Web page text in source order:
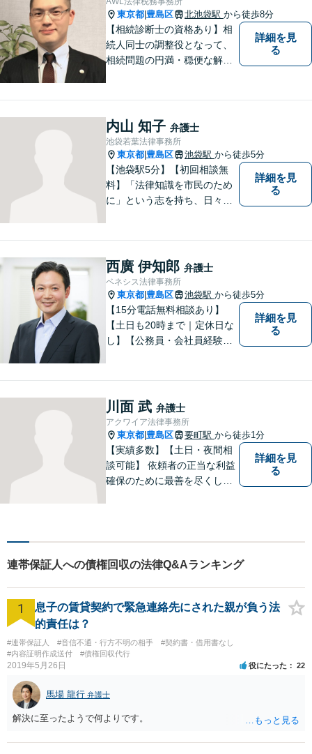
応】東京都 豊島区 北池袋駅 から徒歩8分
【相続診断士の資格あり】相
続人同士の調整役となって、
相続問題の円満・穏便な解決
棄などお任せください【池袋8
分】交通事故・借金問題にも
対応
詳細を見
る
内山 知子 弁護士
池袋若葉法律事務所
東京都 豊島区 池袋駅 から徒歩5分
【池袋駅5分】【初回相談無
料】「法律知識を市民のため
に」という志を持ち、日々弁
の経験と持ち前の情熱で手厚
くサポートさせていただきま
す。【フランス語対応可能】
詳細を見
る
西廣 伊知郎 弁護士
ベネシス法律事務所
東京都 豊島区 池袋駅 から徒歩5分
【15分電話無料相談あり】
【土日も20時まで｜定休日な
し】【公務員・会社員経験あ
産、離婚、労働、借金トラブ
ルならお任せください。【企
業側にも対応】【池袋駅5分】
詳細を見
る
川面 武 弁護士
アクワイア法律事務所
東京都 豊島区 要町駅 から徒歩1分
【実績多数】【土日・夜間相
談可能】 依頼者の正当な利益
確保のために最善を尽くして
詳細を見
る
連帯保証人への債権回収の法律Q&Aランキング
1
息子の賃貸契約で緊急連絡先にされた親が負う法
的責任は？
#連帯保証人 #音信不通・行方不明の相手
#契約書・借用書なし
#内容証明作成送付
#債権回収代行
2019年5月26日 役にたった 22
馬場 龍行 弁護士
解決に至ったようで何よりです。